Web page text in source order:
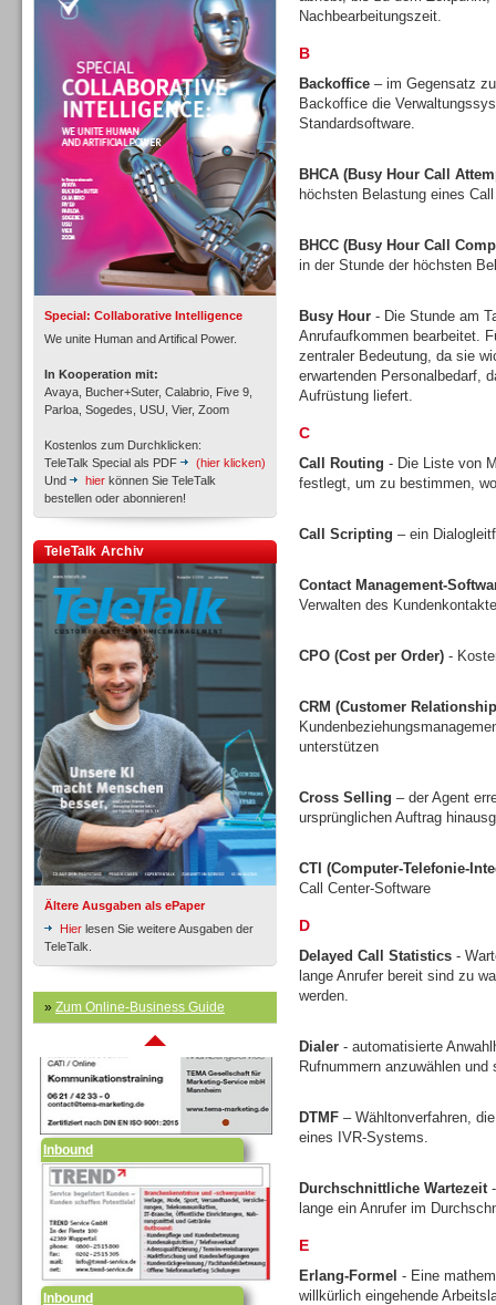
Special: Collaborative Intelligence
We unite Human and Artifical Power.
In Kooperation mit:
Avaya, Bucher+Suter, Calabrio, Five 9,
Parloa, Sogedes, USU, Vier, Zoom
Kostenlos zum Durchklicken:
TeleTalk Special als PDF
(hier klicken)
Und
hier können Sie TeleTalk
bestellen oder abonnieren!
TeleTalk Archiv
Ältere Ausgaben als ePaper
Hier lesen Sie weitere Ausgaben der
TeleTalk.
» Zum Online-Business Guide
Inbound
Inbound
Inbound
Inbound
Inbound
Inbound
Nachbearbeitungszeit.
B
Backoffice – im Gegensatz
Backoffice die
Standardsoftware.
BHCA (Busy Hour Call
höchsten Belastung eines
BHCC (Busy Hour Call
in der Stunde der höchsten
Busy Hour - Die Stunde am
Anrufaufkommen bearbeitet.
zentraler Bedeutung, da sie
erwartenden Personalbedarf,
Aufrüstung liefert.
C
Call Routing - Die Liste von
festlegt, um zu bestimmen,
Call Scripting – ein
Contact Management-
Verwalten des
CPO (Cost per Order) -
CRM (Customer
unterstützen
Cross Selling – der Agent
ursprünglichen Auftrag
CTI (Computer-Telefonie-
Call Center-Software
D
Delayed Call Statistics -
lange Anrufer bereit sind zu
werden.
Dialer - automatisierte
Rufnummern anzuwählen
DTMF – Wähltonverfahren,
eines IVR-Systems.
Durchschnittliche Wartezeit-
lange ein Anrufer im
E
Erlang-Formel - Eine
willkürlich eingehende